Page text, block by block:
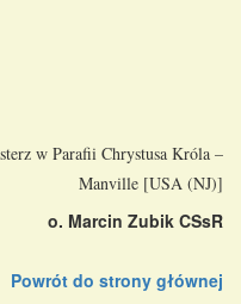
w Parafii Chrystusa Króla –
Manville [USA (NJ)]
o. Marcin Zubik CSsR
Powrót do strony głównej